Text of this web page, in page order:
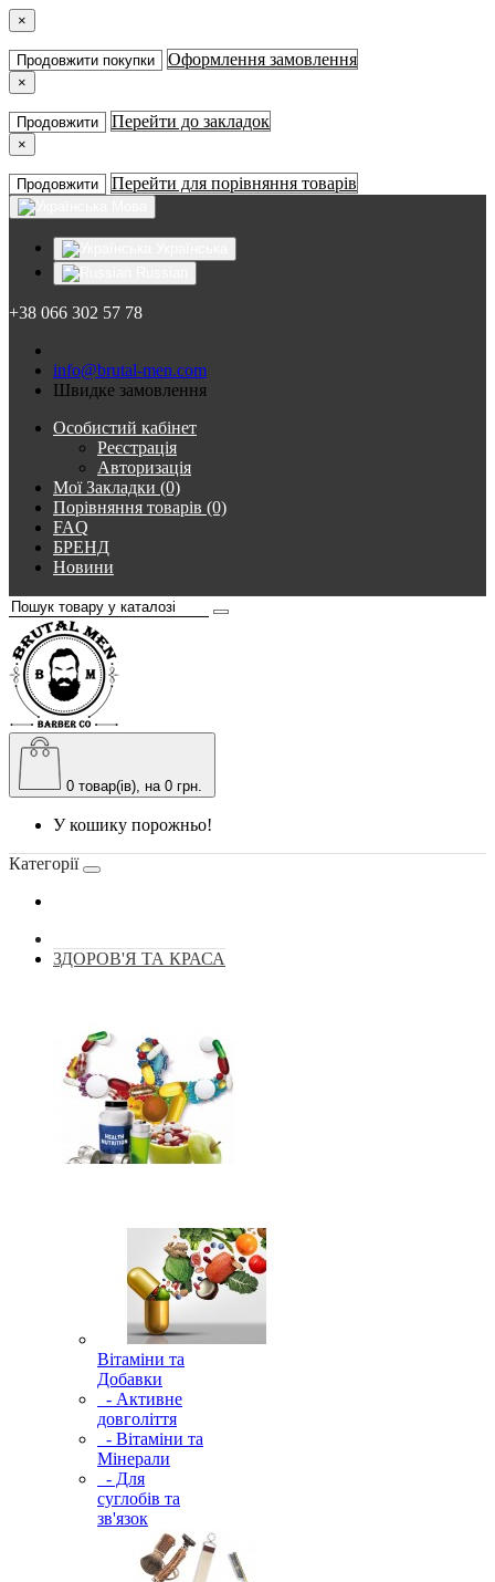
×
Продовжити покупки Оформлення замовлення
×
Продовжити Перейти до закладок
×
Продовжити Перейти для порівняння товарів
+38 066 302 57 78
info@brutal-men.com
Швидке замовлення
Особистий кабінет
Реєстрація
Авторизація
Мої Закладки (0)
Порівняння товарів (0)
FAQ
БРЕНД
Новини
0 товар(ів), на 0 грн.
У кошику порожньо!
Категорії
ЗДОРОВ'Я ТА КРАСА
Вітаміни та
Добавки
- Активне
довголіття
- Вітаміни та
Мінерали
- Для
суглобів та
зв'язок